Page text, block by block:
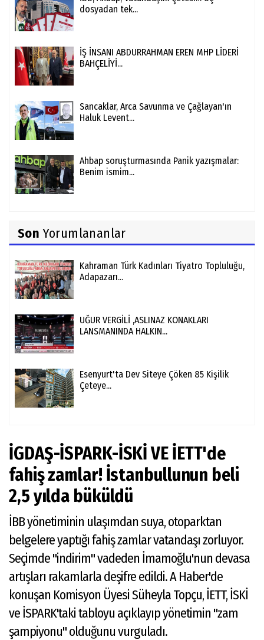
dosyadan tek...
İŞ İNSANI ABDURRAHMAN EREN MHP LİDERİ
BAHÇELİYİ...
Sancaklar, Arca Savunma ve Çağlayan'ın
Haluk Levent...
Ahbap soruşturmasında Panik yazışmalar:
Benim ismim...
Son Yorumlananlar
Kahraman Türk Kadınları Tiyatro Topluluğu,
Adapazarı...
UĞUR VERGİLİ ,ASLINAZ KONAKLARI
LANSMANINDA HALKIN...
Esenyurt'ta Dev Siteye Çöken 85 Kişilik
Çeteye...
İGDAŞ-İSPARK-İSKİ VE İETT'de
fahiş zamlar! İstanbullunun beli
2,5 yılda büküldü
İBB yönetiminin ulaşımdan suya, otoparktan
belgelere yaptığı fahiş zamlar vatandaşı zorluyor.
Seçimde "indirim" vadeden İmamoğlu'nun devasa
artışları rakamlarla deşifre edildi. A Haber'de
konuşan Komisyon Üyesi Süheyla Topçu, İETT, İSKİ
ve İSPARK'taki tabloyu açıklayıp yönetimin "zam
şampiyonu" olduğunu vurguladı.